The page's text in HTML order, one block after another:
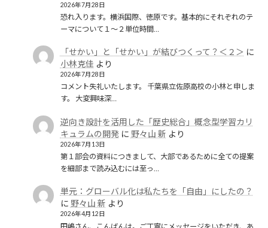
2026年7月28日
恐れ入ります。横浜国際、徳原です。基本的にそれぞれのテ
ーマについて１〜２単位時間…
「せかい」と「せかい」が結びつくって？＜２＞ に
小林克佳 より
2026年7月28日
コメント失礼いたします。 千葉県立佐原高校の小林と申しま
す。 大変興味深…
逆向き設計を活用した「歴史総合」概念型学習カリ
キュラムの開発に 野々山 新 より
2026年7月13日
第１部会の資料につきまして、大部であるために全ての提案
を細部まで読み込むには至っ…
単元：グローバル化は私たちを「自由」にしたの？
に 野々山 新 より
2026年4月12日